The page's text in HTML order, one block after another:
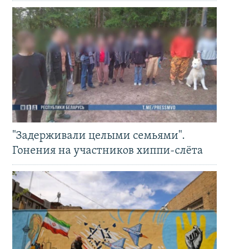
"Задерживали целыми семьями".
Гонения на участников хиппи-слёта